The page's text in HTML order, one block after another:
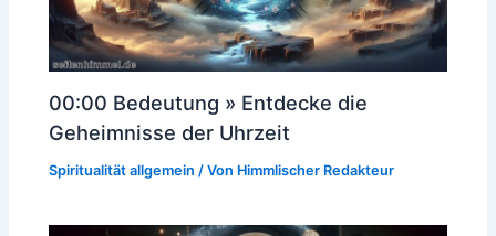
00:00 Bedeutung » Entdecke die
Geheimnisse der Uhrzeit
Spiritualität allgemein / Von Himmlischer Redakteur